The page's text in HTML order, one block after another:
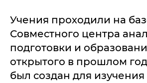
Учения проходили на
Совместного центра
подготовки и
открытого в прошлом
был создан для